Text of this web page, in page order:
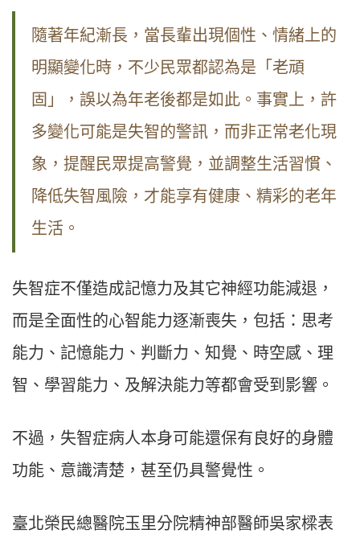
隨著年紀漸長，當長輩出現個性、情緒上的
明顯變化時，不少民眾都認為是「老頑
固」，誤以為年老後都是如此。事實上，許
多變化可能是失智的警訊，而非正常老化現
象，提醒民眾提高警覺，並調整生活習慣、
降低失智風險，才能享有健康、精彩的老年
生活。
失智症不僅造成記憶力及其它神經功能減退，
而是全面性的心智能力逐漸喪失，包括：思考
能力、記憶能力、判斷力、知覺、時空感、理
智、學習能力、及解決能力等都會受到影響。
不過，失智症病人本身可能還保有良好的身體
功能、意識清楚，甚至仍具警覺性。
臺北榮民總醫院玉里分院精神部醫師吳家樑表